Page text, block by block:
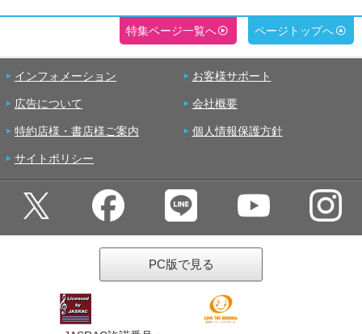
特集ページ一覧へ ページトップへ
インフォメーション お客様サポート
広告について 会社概要
特約店様・書店様ご案内 個人情報保護方針
サイトポリシー
PC版で見る